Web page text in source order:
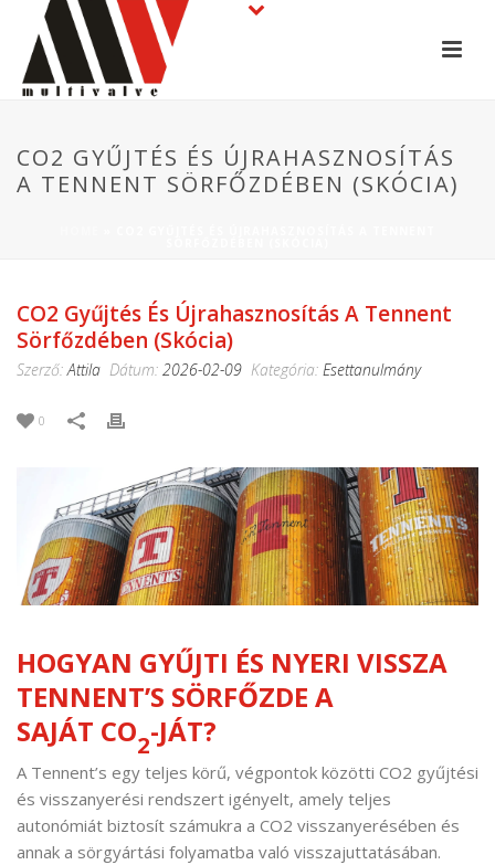
CO2 GYŰJTÉS ÉS ÚJRAHASZNOSÍTÁS
A TENNENT SÖRFŐZDÉBEN (SKÓCIA)
CO2 Gyűjtés És Újrahasznosítás A Tennent
Sörfőzdében (Skócia)
Szerző:Attila Dátum: 2026-02-09 Kategória: Esettanulmány
0
HOGYAN GYŰJTI ÉS NYERI VISSZA
TENNENT’S SÖRFŐZDE A
SAJÁT CO2-JÁT?
A Tennent’s egy teljes körű, végpontok közötti CO2 gyűjtési
és visszanyerési rendszert igényelt, amely teljes
autonómiát biztosít számukra a CO2 visszanyerésében és
annak a sörgyártási folyamatba való visszajuttatásában.